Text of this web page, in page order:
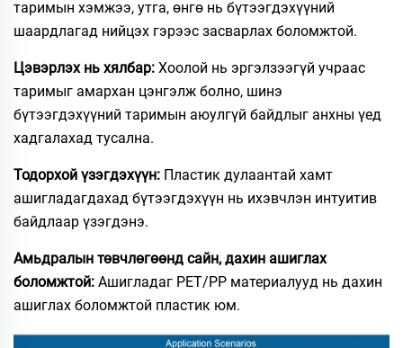
таримын хэмжээ, утга, өнгө нь бүтээгдэхүүний
шаардлагад нийцэх гэрээс засварлах боломжтой.
Цэвэрлэх нь хялбар: Хоолой нь эргэлзээгүй учраас
таримыг амархан цэнгэлж болно, шинэ
бүтээгдэхүүний таримын аюулгүй байдлыг анхны үед
хадгалахад тусална.
Тодорхой үзэгдэхүүн: Пластик дулаантай хамт
ашигладагдахад бүтээгдэхүүн нь ихэвчлэн интуитив
байдлаар үзэгдэнэ.
Амьдралын төвчлөгөөнд сайн, дахин ашиглах
боломжтой: Ашигладаг PET/PP материалууд нь дахин
ашиглах боломжтой пластик юм.